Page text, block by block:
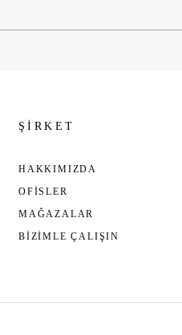
ŞİRKET
HAKKIMIZDA
OFİSLER
MAĞAZALAR
BİZİMLE ÇALIŞIN